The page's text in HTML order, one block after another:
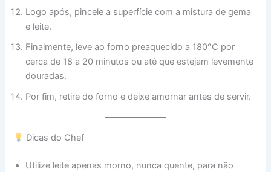
Logo após, pincele a superfície com a mistura de gema
e leite.
Finalmente, leve ao forno preaquecido a 180°C por
cerca de 18 a 20 minutos ou até que estejam levemente
douradas.
Por fim, retire do forno e deixe amornar antes de servir.
Dicas do Chef
Utilize leite apenas morno, nunca quente, para não